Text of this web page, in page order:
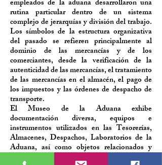
empleados de la aduana desarrollaron una
rutina particular dentro de un sistema
complejo de jerarquías y división del trabajo.
Los símbolos de la estructura organizativa
del pasado se refieren principalmente al
dominio de las mercancías y de los
comerciantes, desde la verificación de la
autenticidad de las mercancías, el tratamiento
de las mercancías en el almacén, el pago de
los impuestos y las órdenes de despacho de
transporte.
El Museo de la Aduana exhibe
documentación diversa, equipos e
instrumentos utilizados en las Tesorerías,
Almacenes, Despachos, Laboratorios de la
Aduana, así como objetos relacionados y
utilizados por los empleados de la Aduana.